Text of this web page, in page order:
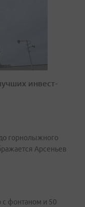
инвест-
горнолыжного
Арсеньев
фонтаном и 50